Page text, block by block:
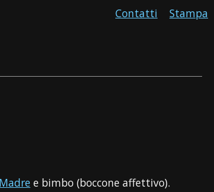
Stampa
Contatti
Madre e bimbo (boccone affettivo).